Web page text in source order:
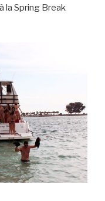
la Spring Break